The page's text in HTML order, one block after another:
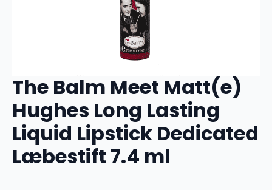
The Balm Meet Matt(e)
Hughes Long Lasting
Liquid Lipstick Dedicated
Læbestift 7.4 ml